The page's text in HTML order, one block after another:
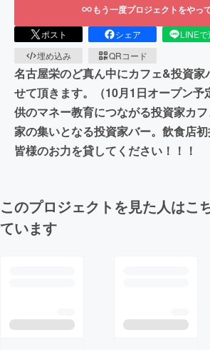
もう一度プロジェクトをやっ
ポスト シェア LINEで
埋め込み
QRコード
名古屋栄のど真ん中にカフェ&投資家
せて頂きます。（10月1日オープン予
供のマネー教育につながる投資家カ
家の集いとなる投資家バー。飲食店
皆様のお力を貸してください！！！
このプロジェクトを見た人はこ
ています